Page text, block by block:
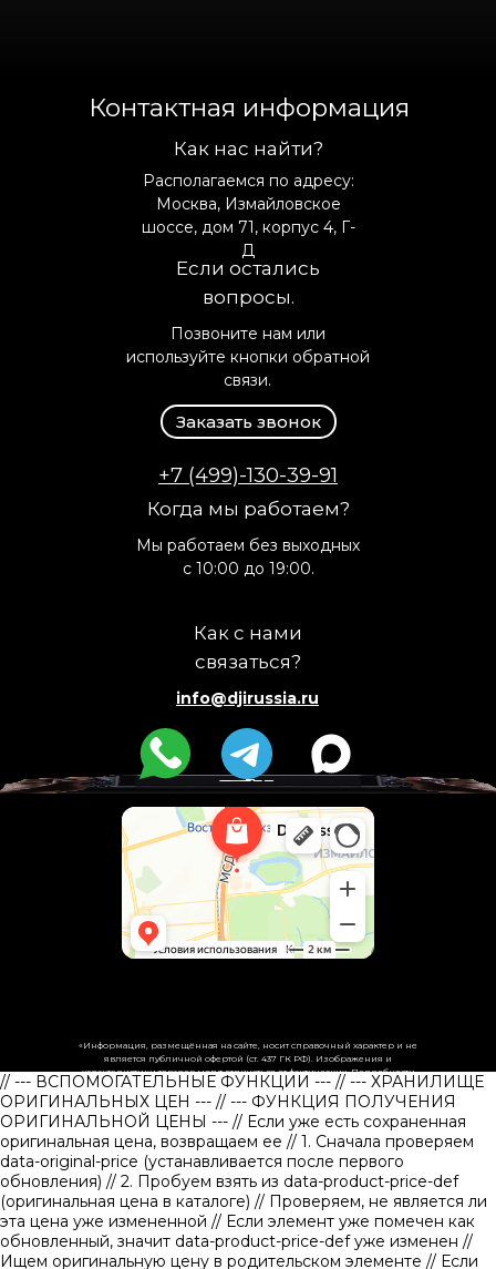
Как нас найти?
Когда мы работаем?
Если остались
вопросы.
Как с нами
связаться?
Располагаемся по адресу:
Москва, Измайловское
шоссе, дом 71, корпус 4, Г-
Д
Мы работаем без выходных
с 10:00 до 19:00.
Позвоните нам или
используйте кнопки обратной
связи.
+7 (499)-130-39-91
info@djirussia.ru
Заказать звонок
Контактная информация
«Информация, размещённая на сайте, носит справочный характер и не
является публичной офертой (ст. 437 ГК РФ). Изображения и
характеристики товаров могут отличаться от фактических. Подробности
уточняйте у менеджеров.»
// --- ВСПОМОГАТЕЛЬНЫЕ ФУНКЦИИ --- // --- ХРАНИЛИЩЕ
ОРИГИНАЛЬНЫХ ЦЕН --- // --- ФУНКЦИЯ ПОЛУЧЕНИЯ
ОРИГИНАЛЬНОЙ ЦЕНЫ --- // Если уже есть сохраненная
оригинальная цена, возвращаем ее // 1. Сначала проверяем
data-original-price (устанавливается после первого
обновления) // 2. Пробуем взять из data-product-price-def
(оригинальная цена в каталоге) // Проверяем, не является ли
эта цена уже измененной // Если элемент уже помечен как
обновленный, значит data-product-price-def уже изменен //
Ищем оригинальную цену в родительском элементе // Если